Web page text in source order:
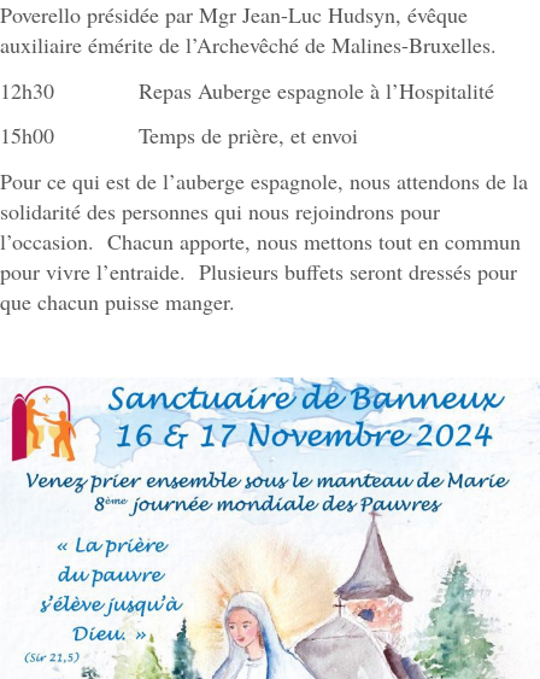
Poverello présidée par Mgr Jean-Luc Hudsyn, évêque
auxiliaire émérite de l’Archevêché de Malines-Bruxelles.
12h30 Repas Auberge espagnole à l’Hospitalité
15h00 Temps de prière, et envoi
Pour ce qui est de l’auberge espagnole, nous attendons de la
solidarité des personnes qui nous rejoindrons pour
l’occasion. Chacun apporte, nous mettons tout en commun
pour vivre l’entraide. Plusieurs buffets seront dressés pour
que chacun puisse manger.